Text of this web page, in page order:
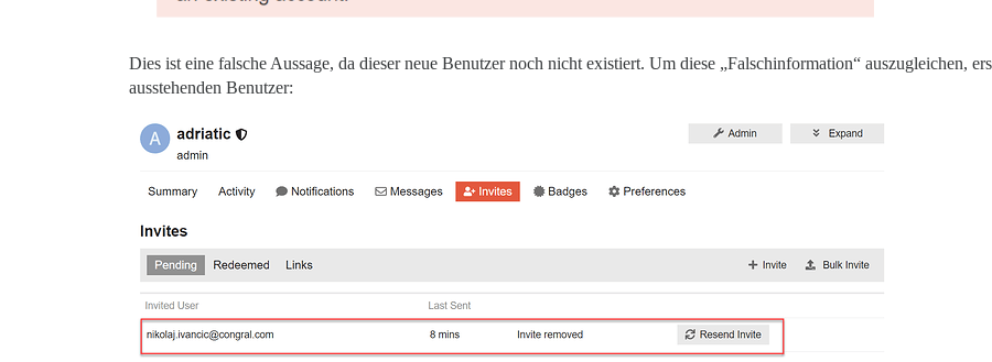
Dies ist eine falsche Aussage, da dieser neue Benutzer noch nicht existiert. Um diese „Falschinformation“ auszugleichen,
ausstehenden Benutzer: